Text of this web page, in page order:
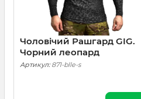
Чоловічий Рашгард GIG.
Чорний леопард
Артикул:871-blle-s